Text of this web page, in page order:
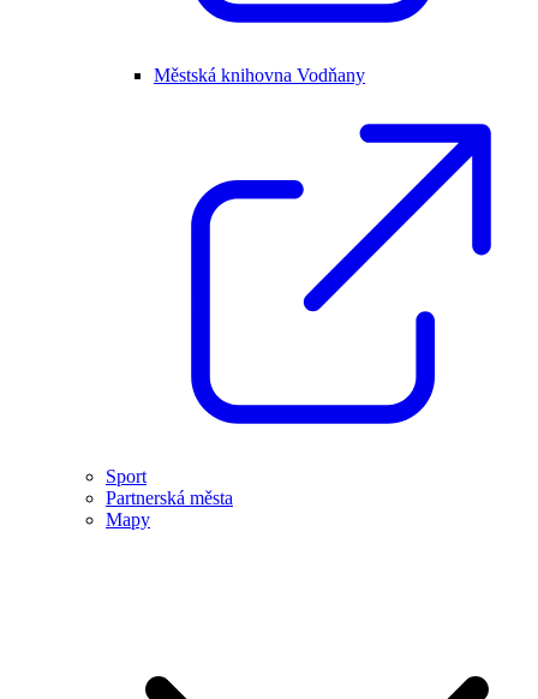
Městská knihovna Vodňany
Sport
Partnerská města
Mapy